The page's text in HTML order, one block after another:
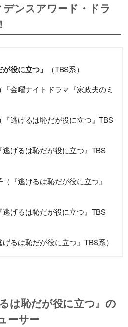
ンスアワード・ドラ
が役に立つ』 （TBS系）
（『金曜ナイトドラマ『家政夫のミ
（『逃げるは恥だが役に立つ』TBS
逃げるは恥だが役に立つ』TBS
（『逃げるは恥だが役に立つ』
逃げるは恥だが役に立つ』TBS
げるは恥だが役に立つ』TBS系）
は恥だが役に立つ』の
ーサー